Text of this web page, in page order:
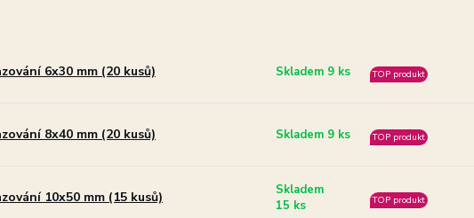
6x30 mm (20 kusů) Skladem 9 ks TOP produkt
8x40 mm (20 kusů) Skladem 9 ks TOP produkt
10x50 mm (15 kusů)
Skladem
15 ks
TOP produkt